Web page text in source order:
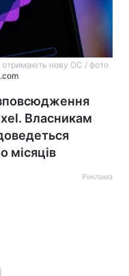
отримають нову ОС / фото
Власникам
місяців
Реклама